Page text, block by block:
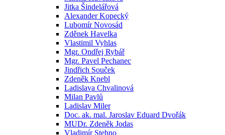
Jitka Šindelářová
Alexander Kopecký
Lubomír Novosád
Zděnek Havelka
Vlastimil Vyhlas
Mgr. Ondřej Rybář
Mgr. Pavel Pechanec
Jindřich Souček
Zdeněk Knebl
Ladislava Chvalinová
Milan Pavlů
Ladislav Miler
Doc. ak. mal. Jaroslav Eduard Dvořák
MUDr. Zdeněk Jodas
Vladimír Stehno